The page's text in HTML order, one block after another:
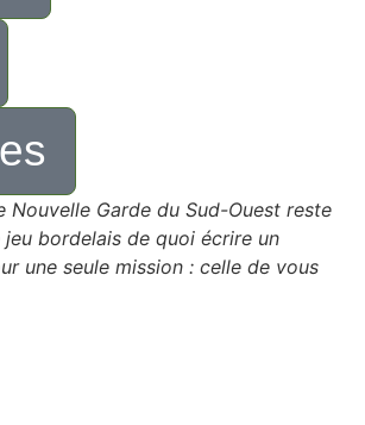
Nouvelle Garde du Sud-Ouest reste
bordelais de quoi écrire un
une seule mission : celle de vous